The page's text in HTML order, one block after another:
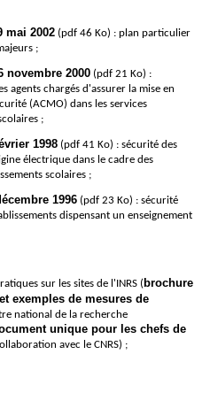
mai 2002(pdf 46 Ko) : plan particulier
;
novembre 2000(pdf 21 Ko) :
agents chargés d'assurer la mise en
(ACMO) dans les services
;
1998(pdf 41 Ko) : sécurité des
électrique dans le cadre des
scolaires ;
1996(pdf 23 Ko) : sécurité
dispensant un enseignement
sur les sites de l'INRS ( brochure
exemples de mesures de
national de la recherche
unique pour les chefs de
avec le CNRS) ;